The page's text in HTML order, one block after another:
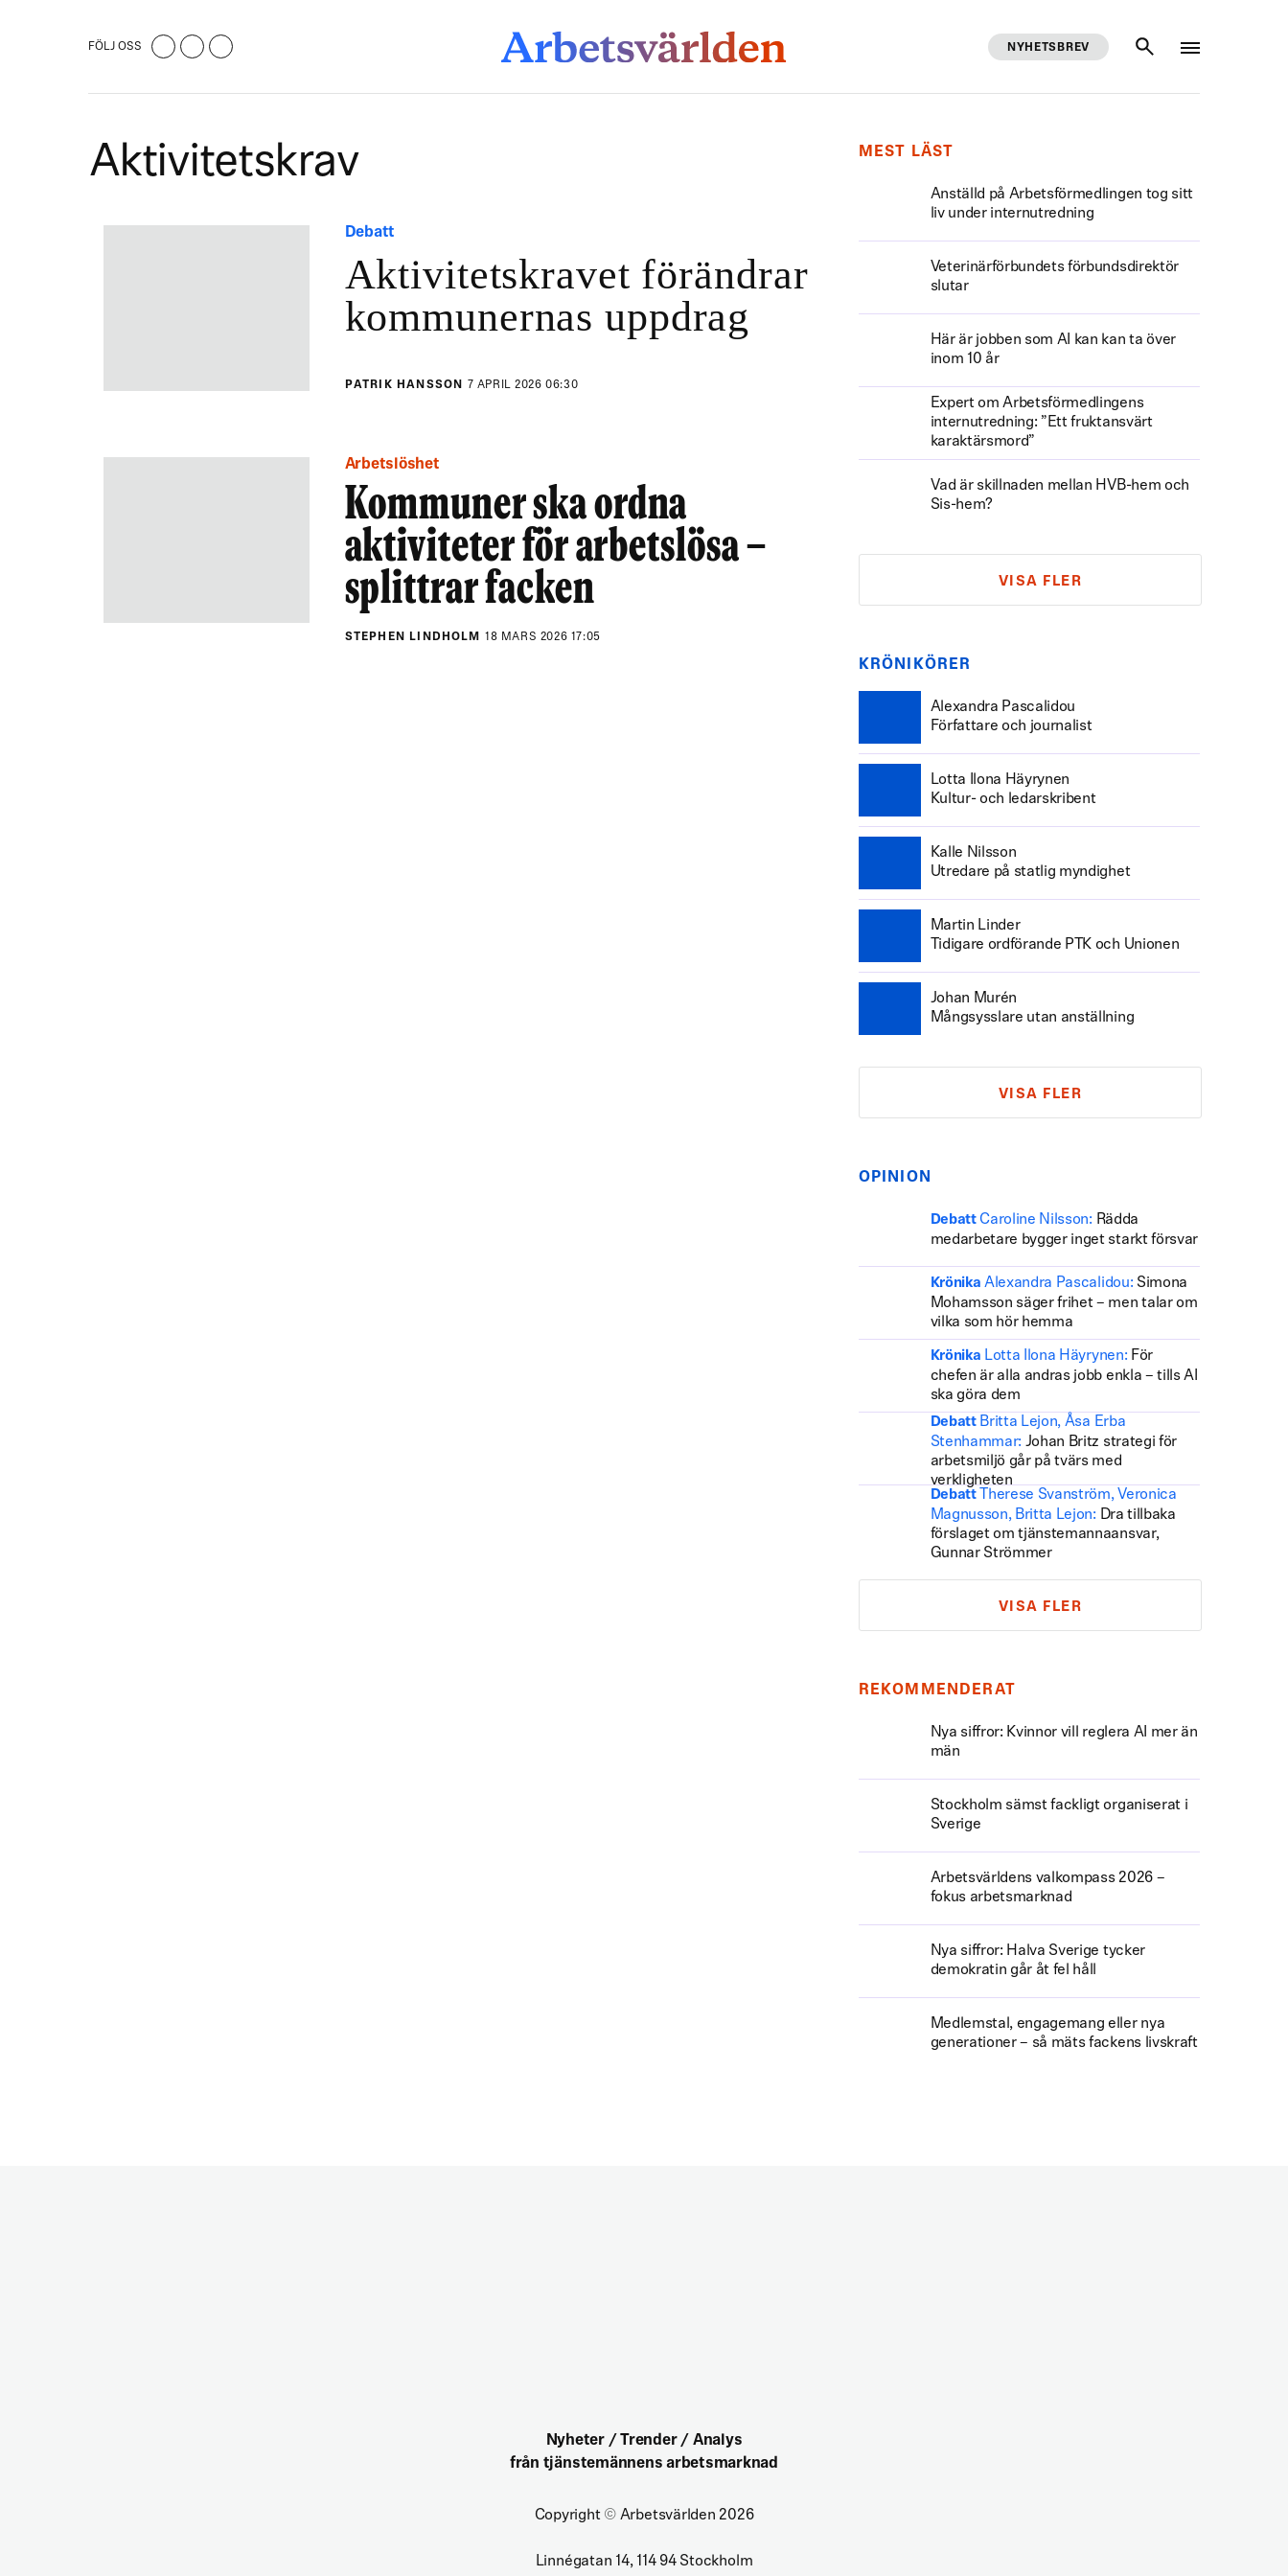
FÖLJ OSS NYHETSBREV
Aktivitetskrav
Debatt
Aktivitetskravet förändrar
kommunernas uppdrag
PATRIK HANSSON 7 APRIL 2026 06:30
Arbetslöshet
Kommuner ska ordna
aktiviteter för arbetslösa –
splittrar facken
STEPHEN LINDHOLM 18 MARS 2026 17:05
MEST LÄST
Anställd på Arbetsförmedlingen tog sitt
liv under internutredning
Veterinärförbundets förbundsdirektör
slutar
Här är jobben som AI kan kan ta över
inom 10 år
Expert om Arbetsförmedlingens
internutredning: ”Ett fruktansvärt
karaktärsmord”
Vad är skillnaden mellan HVB-hem och
Sis-hem?
VISA FLER
KRÖNIKÖRER
Alexandra Pascalidou
Författare och journalist
Lotta Ilona Häyrynen
Kultur- och ledarskribent
Kalle Nilsson
Utredare på statlig myndighet
Martin Linder
Tidigare ordförande PTK och Unionen
Johan Murén
Mångsysslare utan anställning
VISA FLER
OPINION
Debatt Caroline Nilsson: Rädda
medarbetare bygger inget starkt försvar
Krönika Alexandra Pascalidou: Simona
Mohamsson säger frihet – men talar om
vilka som hör hemma
Krönika Lotta Ilona Häyrynen: För
chefen är alla andras jobb enkla – tills AI
ska göra dem
Debatt Britta Lejon, Åsa Erba
Stenhammar: Johan Britz strategi för
arbetsmiljö går på tvärs med
verkligheten
Debatt
Therese Svanström, Veronica
Magnusson, Britta Lejon: Dra tillbaka
förslaget om tjänstemannaansvar,
Gunnar Strömmer
VISA FLER
REKOMMENDERAT
Nya siffror: Kvinnor vill reglera AI mer än
män
Stockholm sämst fackligt organiserat i
Sverige
Arbetsvärldens valkompass 2026 –
fokus arbetsmarknad
Nya siffror: Halva Sverige tycker
demokratin går åt fel håll
Medlemstal, engagemang eller nya
generationer – så mäts fackens livskraft
Nyheter / Trender / Analys
från tjänstemännens arbetsmarknad
Copyright ©Arbetsvärlden 2026
Linnégatan 14, 114 94 Stockholm